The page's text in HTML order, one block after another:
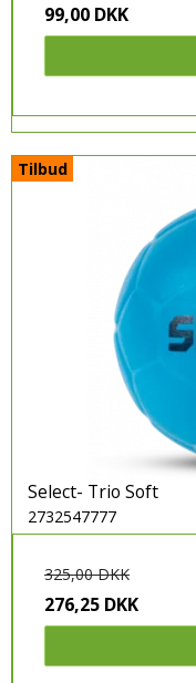
99,00 DKK
Tilbud
Select- Trio Soft
2732547777
325,00 DKK
276,25 DKK